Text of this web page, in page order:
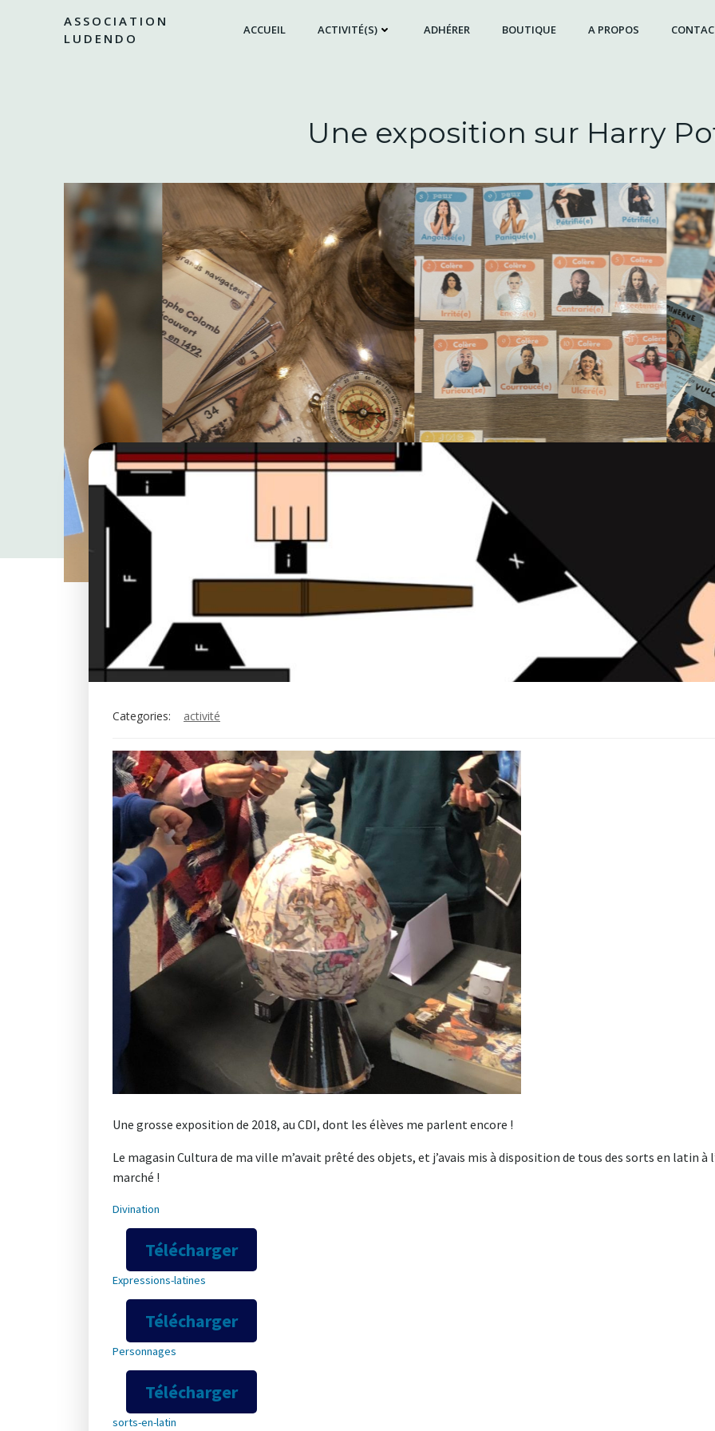
ASSOCIATION
LUDENDO
ACCUEIL ACTIVITÉ(S) ADHÉRER BOUTIQUE A PROPOS
Une exposition sur Harry
Categories: activité
Une grosse exposition de 2018, au CDI, dont les élèves me parlent encore !
Le magasin Cultura de ma ville m’avait prêté des objets, et j’avais mis à disposition de tous des sorts en latin à
marché !
Divination
Télécharger
Expressions-latines
Télécharger
Personnages
Télécharger
sorts-en-latin